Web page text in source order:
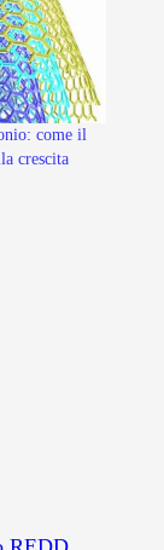
come il
crescita